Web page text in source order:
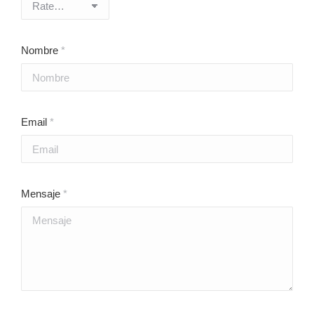
Nombre *
Email *
Mensaje *